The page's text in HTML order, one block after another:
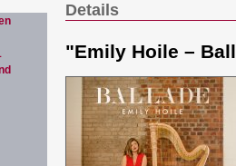
Details
"Emily Hoile –